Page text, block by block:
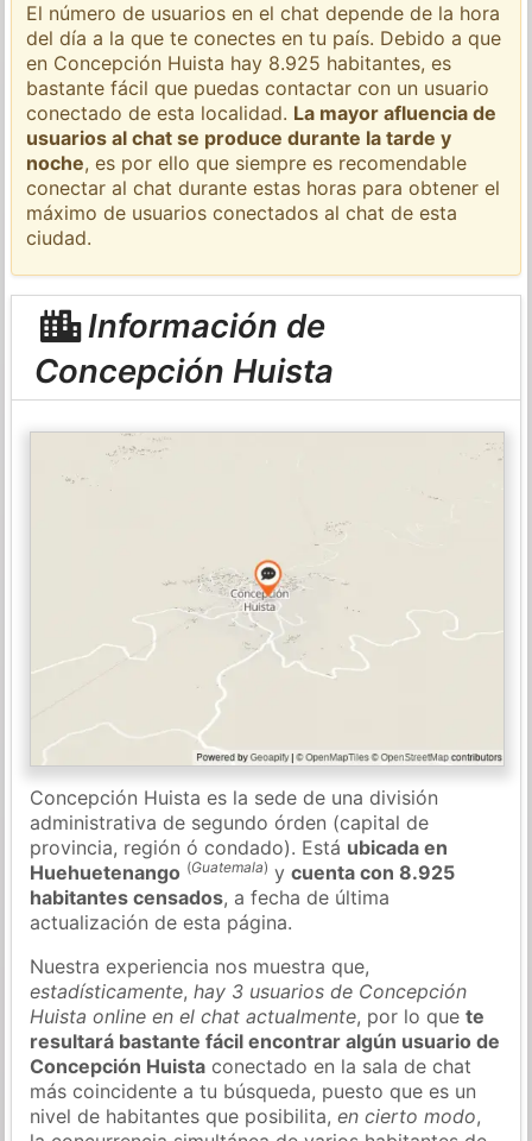
El número de usuarios en el chat depende de la hora
del día a la que te conectes en tu país. Debido a que
en Concepción Huista hay 8.925 habitantes, es
bastante fácil que puedas contactar con un usuario
conectado de esta localidad. La mayor afluencia de
usuarios al chat se produce durante la tarde y
noche, es por ello que siempre es recomendable
conectar al chat durante estas horas para obtener el
máximo de usuarios conectados al chat de esta
ciudad.
Información de
Concepción Huista
Concepción Huista es la sede de una división
administrativa de segundo órden (capital de
provincia, región ó condado). Está ubicada en
Huehuetenango (Guatemala) ycuenta con 8.925
habitantes censados, a fecha de última
actualización de esta página.
Nuestra experiencia nos muestra que,
estadísticamente,hay 3 usuarios de Concepción
Huista online en el chat actualmente, por lo quete
resultará bastante fácil encontrar algún usuario de
Concepción Huista conectado en la sala de chat
más coincidente a tu búsqueda, puesto que es un
nivel de habitantes que posibilita,en cierto modo,